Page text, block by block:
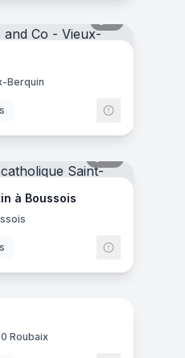
Berquin
à Boussois
24panoramas
Roubaix